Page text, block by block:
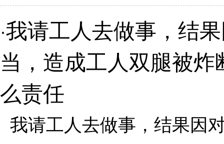
·我请工人去做事，结
当，造成工人双腿被炸
么责任
我请工人去做事，结果因